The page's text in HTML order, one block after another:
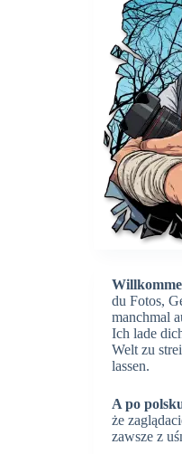
du Fotos,
manchmal
Ich lade
Welt zu
lassen.
A po
że
zawsze z